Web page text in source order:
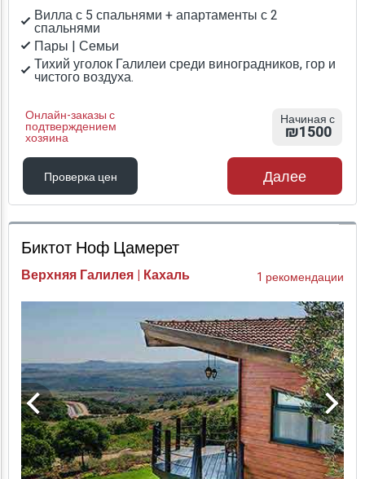
Вилла с 5 спальнями + апартаменты с 2
спальнями
Пары | Семьи
Тихий уголок Галилеи среди виноградников, гор и
чистого воздуха.
Онлайн-заказы с
подтверждением
хозяина
Начиная с
₪1500
Проверка цен
Проверка цен
Далее
Биктот Ноф Цамерет
Верхняя Галилея | Кахаль 1 рекомендации